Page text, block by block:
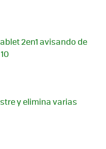
2en1 avisando de
y elimina varias